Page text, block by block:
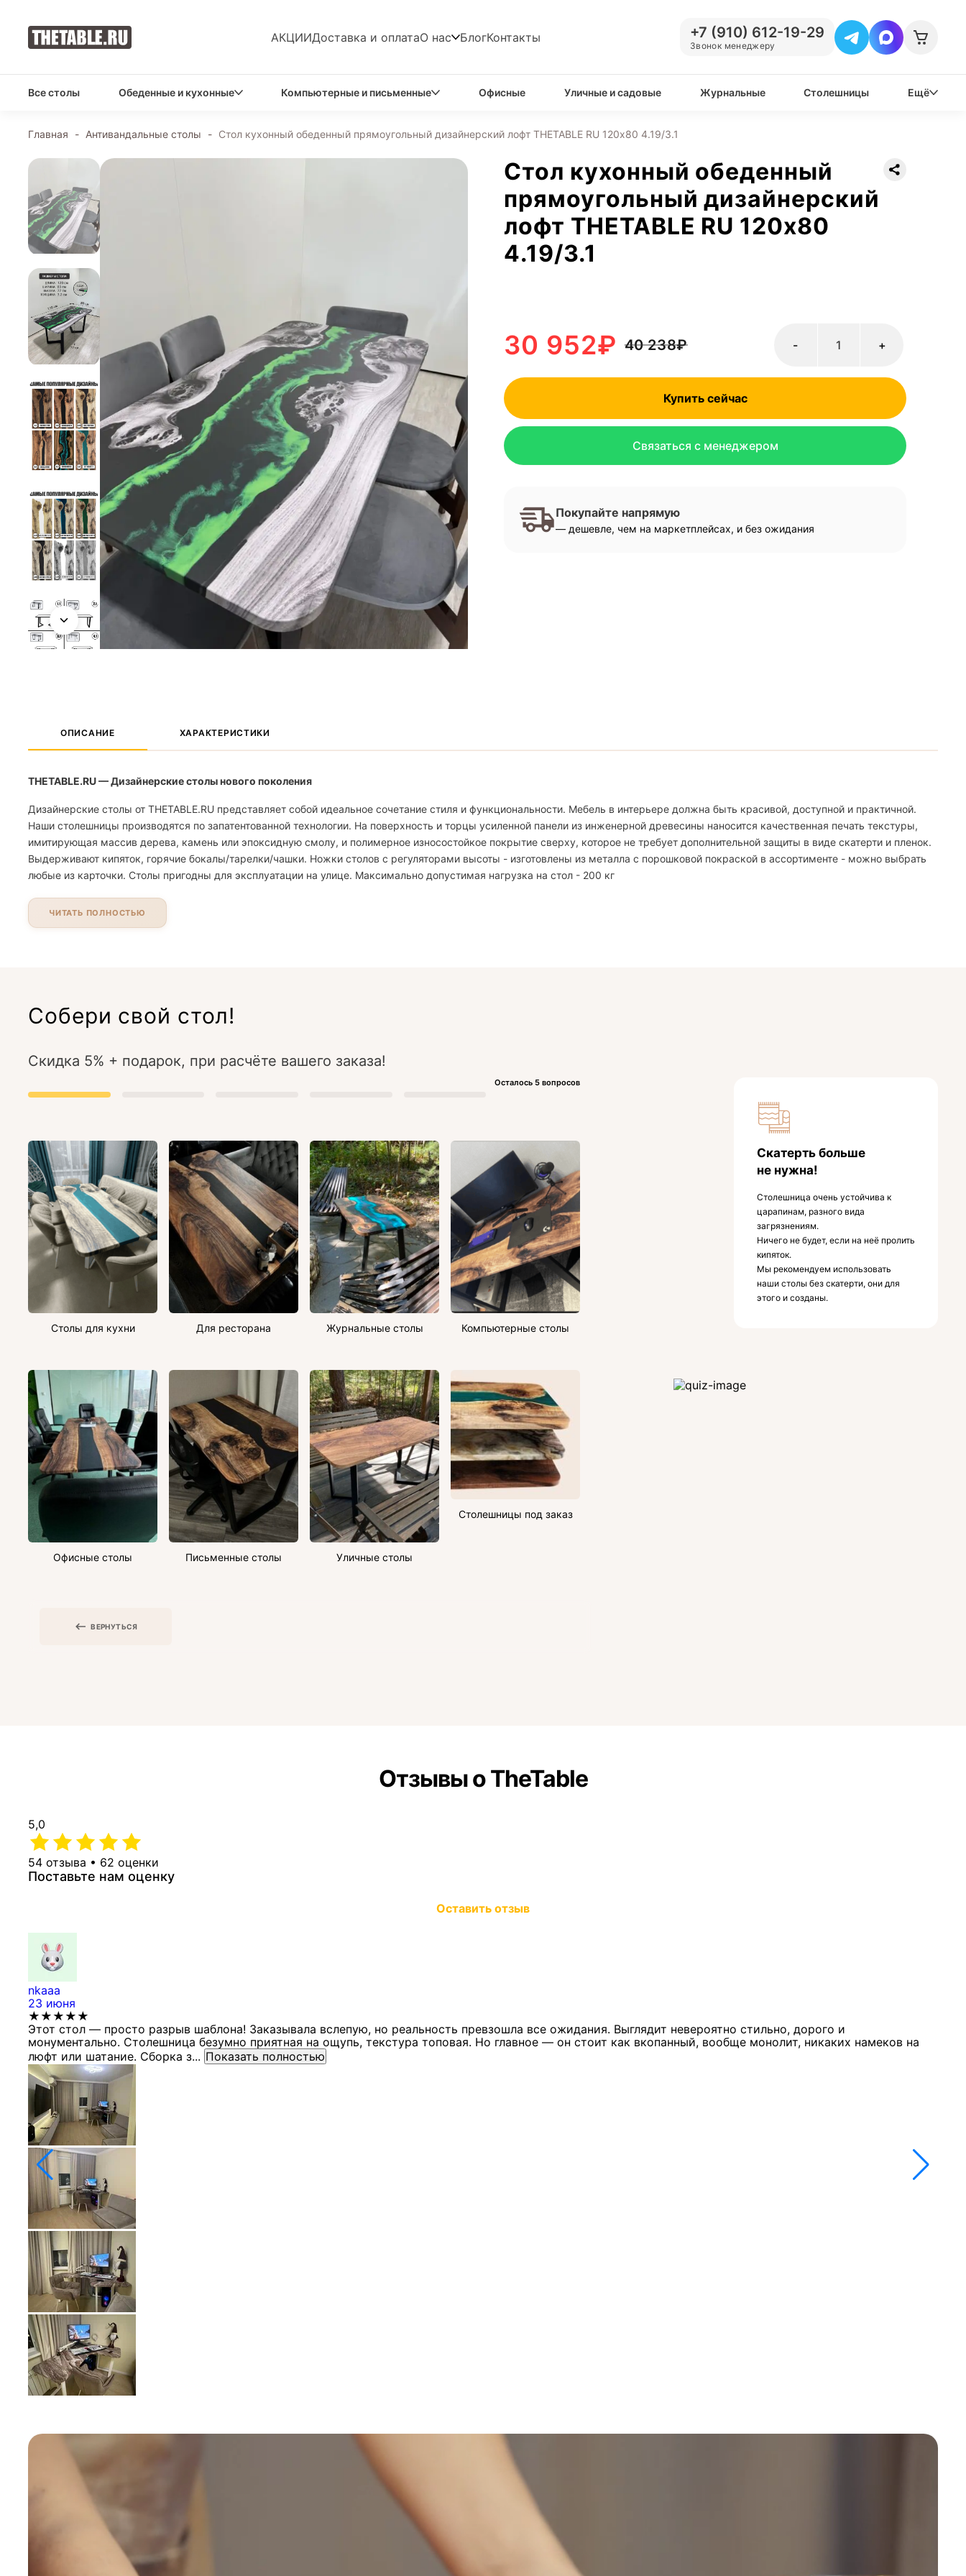
АКЦИИДоставка и оплатаО нас БлогКонтакты +7 (910) 612-19-29
Звонок менеджеру
Все столы Обеденные и кухонные Компьютерные и письменные Офисные Уличные и садовые Журнальные Столешницы Ещё
Главная - Антивандальные столы - Стол кухонный обеденный прямоугольный дизайнерский лофт THETABLE RU 120х80 4.19/3.1
Стол кухонный обеденный
прямоугольный дизайнерский
лофт THETABLE RU 120х80
4.19/3.1
40 238₽
30 952₽ +
-
Купить сейчас
Связаться с менеджером
Покупайте напрямую
— дешевле, чем на маркетплейсах, и без ожидания
ОПИСАНИЕ ХАРАКТЕРИСТИКИ
THETABLE.RU — Дизайнерские столы нового поколения
Дизайнерские столы от THETABLE.RU представляет собой идеальное сочетание стиля и функциональности. Мебель в интерьере должна быть красивой, доступной и практичной.
Наши столешницы производятся по запатентованной технологии. На поверхность и торцы усиленной панели из инженерной древесины наносится качественная печать текстуры,
имитирующая массив дерева, камень или эпоксидную смолу, и полимерное износостойкое покрытие сверху, которое не требует дополнительной защиты в виде скатерти и пленок.
Выдерживают кипяток, горячие бокалы/тарелки/чашки. Ножки столов с регуляторами высоты - изготовлены из металла с порошковой покраской в ассортименте - можно выбрать
любые из карточки. Столы пригодны для эксплуатации на улице. Максимально допустимая нагрузка на стол - 200 кг
ЧИТАТЬ ПОЛНОСТЬЮ
Собери свой стол!
Скидка 5% + подарок, при расчёте вашего заказа!
Осталось 5 вопросов
Столы для кухни Для ресторана Журнальные столы Компьютерные столы
Офисные столы Письменные столы Уличные столы
Столешницы под заказ
ВЕРНУТЬСЯ
Скатерть больше
не нужна!
Столешница очень устойчива к
царапинам, разного вида
загрязнениям.
Ничего не будет, если на неё пролить
кипяток.
Мы рекомендуем использовать
наши столы без скатерти, они для
этого и созданы.
Отзывы о TheTable
5,0
54 отзыва • 62 оценки
Поставьте нам оценку
Оставить отзыв
nkaaa
23 июня
★★★★★
Этот стол — просто разрыв шаблона! Заказывала вслепую, но реальность превзошла все ожидания. Выглядит невероятно стильно, дорого и
монументально. Столешница безумно приятная на ощупь, текстура топовая. Но главное — он стоит как вкопанный, вообще монолит, никаких намеков на
люфт или шатание. Сборка з... Показать полностью